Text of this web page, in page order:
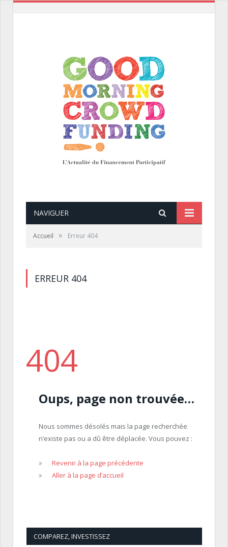
NAVIGUER
Accueil » Erreur 404
ERREUR 404
404
Oups, page non trouvée…
Nous sommes désolés mais la page recherchée
n’existe pas ou a dû être déplacée. Vous pouvez :
Revenir à la page précédente
Aller à la page d’accueil
COMPAREZ, INVESTISSEZ